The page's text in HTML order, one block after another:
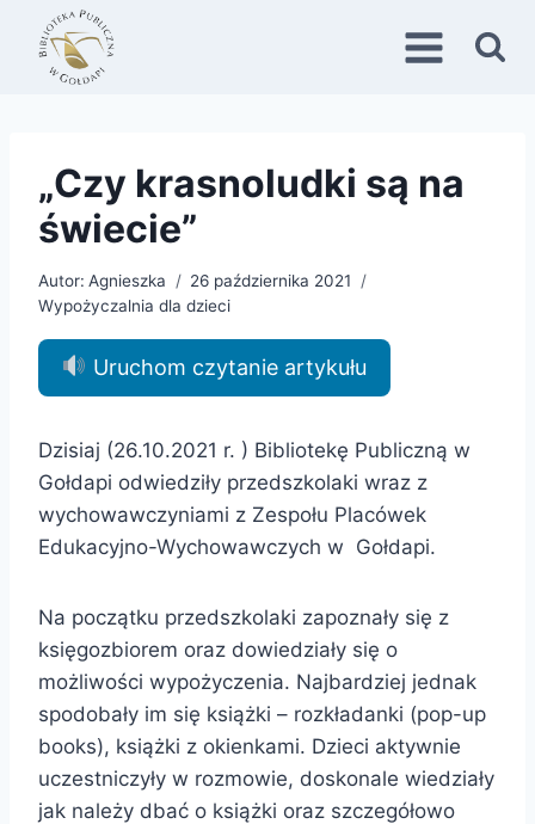
Przejdź
treści
„Czy krasnoludki są na
świecie”
Autor: Agnieszka
26 października 2021
Wypożyczalnia dla dzieci
Uruchom czytanie artykułu
Dzisiaj (26.10.2021 r. ) Bibliotekę Publiczną w
Gołdapi odwiedziły przedszkolaki wraz z
wychowawczyniami z Zespołu Placówek
Edukacyjno-Wychowawczych w Gołdapi.
Na początku przedszkolaki zapoznały się z
księgozbiorem oraz dowiedziały się o
możliwości wypożyczenia. Najbardziej jednak
spodobały im się książki – rozkładanki (pop-up
books), książki z okienkami. Dzieci aktywnie
uczestniczyły w rozmowie, doskonale wiedziały
jak należy dbać o książki oraz szczegółowo